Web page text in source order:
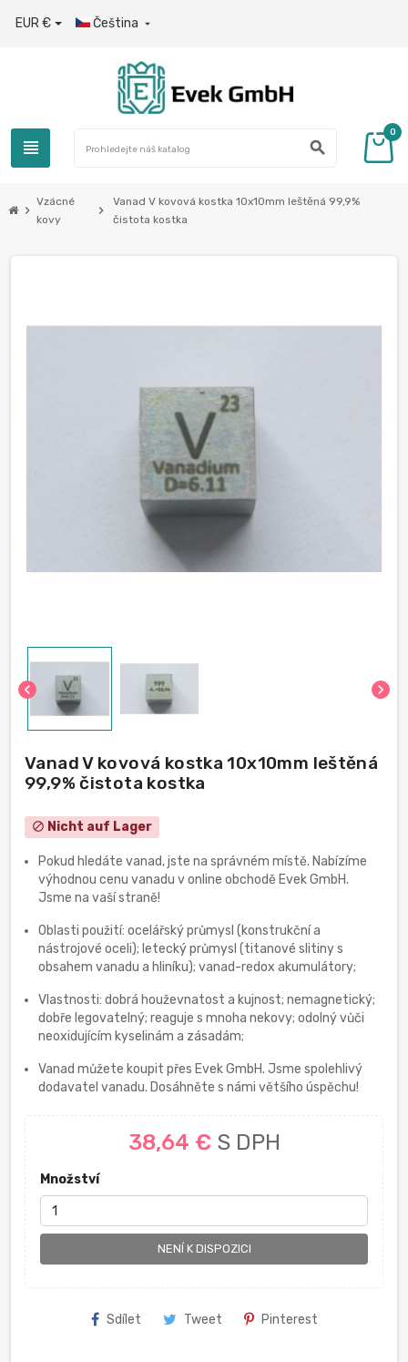
EUR € Čeština 
view_headline search
0
chevron_right
Vzácné
kovy
chevron_right
Vanad V kovová kostka 10x10mm leštěná 99,9%
čistota kostka
chevron_left chevron_right
Vanad V kovová kostka 10x10mm leštěná
99,9% čistota kostka
block Nicht auf Lager
Pokud hledáte vanad, jste na správném místě. Nabízíme
výhodnou cenu vanadu v online obchodě Evek GmbH.
Jsme na vaší straně!
Oblasti použití: ocelářský průmysl (konstrukční a
nástrojové oceli); letecký průmysl (titanové slitiny s
obsahem vanadu a hliníku); vanad-redox akumulátory;
Vlastnosti: dobrá houževnatost a kujnost; nemagnetický;
dobře legovatelný; reaguje s mnoha nekovy; odolný vůči
neoxidujícím kyselinám a zásadám;
Vanad můžete koupit přes Evek GmbH. Jsme spolehlivý
dodavatel vanadu. Dosáhněte s námi většího úspěchu!
38,64 € S DPH
Množství
NENÍ K DISPOZICI
Sdílet Tweet Pinterest